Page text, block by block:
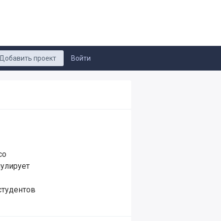
Войти
проект